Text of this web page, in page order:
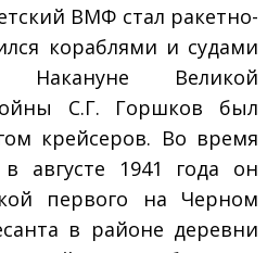
ВМФ стал ракетно-
кораблями и судами
Великой
С.Г. Горшков был
крейсеров. Во время
августе 1941 года он
первого на Черном
в районе деревни